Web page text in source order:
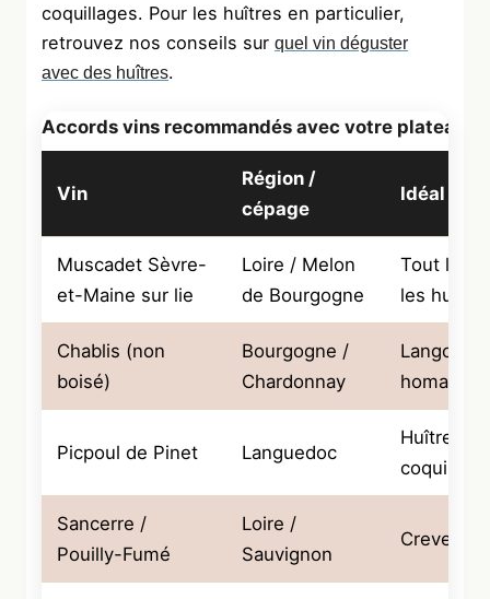
coquillages. Pour les huîtres en particulier,
retrouvez nos conseils sur quel vin déguster
avec des huîtres.
Accords vins recommandés avec votre plateau
Vin
Région /
cépage
Idéal
Muscadet Sèvre-
et-Maine sur lie
Loire / Melon
de Bourgogne
Tout le
les huîtres
Chablis (non
boisé)
Bourgogne /
Chardonnay
homard,
Picpoul de Pinet Languedoc
Huîtres et
Sancerre /
Pouilly-Fumé
Loire /
Sauvignon